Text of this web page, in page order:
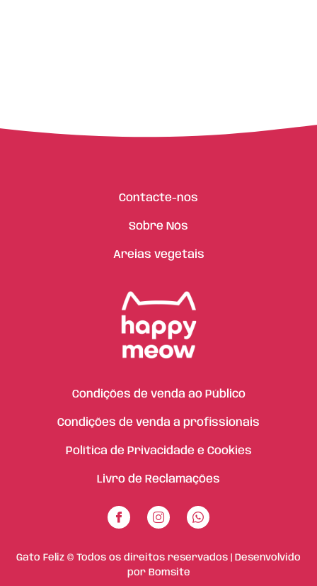
Contacte-nos
Sobre Nós
Areias vegetais
Condições de venda ao Público
Condições de venda a profissionais
Política de Privacidade e Cookies
Livro de Reclamações
Gato Feliz © Todos os direitos reservados | Desenvolvido
por Bomsite